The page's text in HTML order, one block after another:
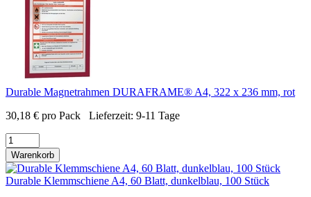
Durable Magnetrahmen DURAFRAME® A4, 322 x 236 mm, rot
30,18 € pro Pack Lieferzeit: 9-11 Tage
Warenkorb
Durable Klemmschiene A4, 60 Blatt, dunkelblau, 100 Stück